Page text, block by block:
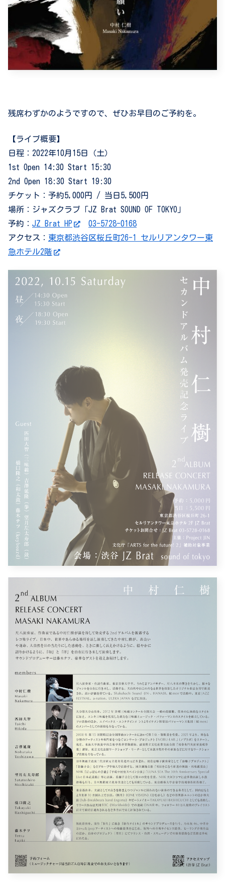
残席わずかのようですので、ぜひお早目のご予約を。
【ライブ概要】
日程：2022年10月15日（土）
1st Open 14:30 Start 15:30
2nd Open 18:30 Start 19:30
チケット：予約5,000円 / 当日5,500円
場所：ジャズクラブ「JZ Brat SOUND OF TOKYO」
予約： JZ Brat HP
03-5728-0168
アクセス： 東京都渋谷区桜丘町26-1 セルリアンタワー東
急ホテル2階